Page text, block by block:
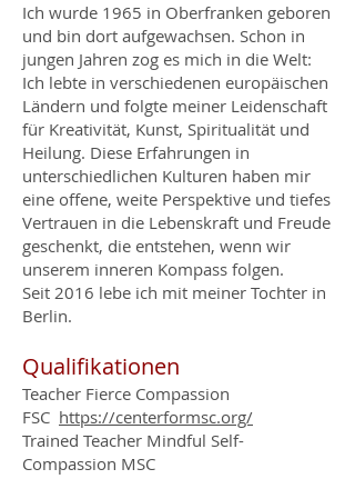
Ich wurde 1965 in Oberfranken geboren
und bin dort aufgewachsen. Schon in
jungen Jahren zog es mich in die Welt:
Ich lebte in verschiedenen europäischen
Ländern und folgte meiner Leidenschaft
für Kreativität, Kunst, Spiritualität und
Heilung. Diese Erfahrungen in
unterschiedlichen Kulturen haben mir
eine offene, weite Perspektive und tiefes
Vertrauen in die Lebenskraft und Freude
geschenkt, die entstehen, wenn wir
unserem inneren Kompass folgen.
Seit 2016 lebe ich mit meiner Tochter in
Berlin.
Qualifikationen
Teacher Fierce Compassion
FSC https://centerformsc.org/
Trained Teacher Mindful Self-
Compassion MSC